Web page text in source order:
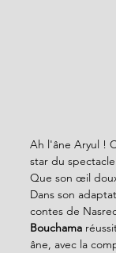
Ah l'âne Aryul !
star du
Que son œil
Dans son
contes de
Bouchama
âne, avec la